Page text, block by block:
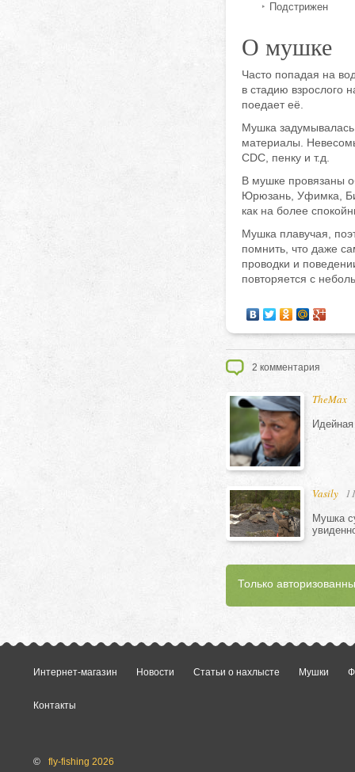
Подстрижен
О мушке
Часто попадая на
в стадию взрослого
поедает её.
Мушка
материалы.
CDC, пенку и т.д.
В мушке провязаны
Юрюзань, Уфимка,
как на более
Мушка плавучая,
помнить, что даже
проводки и
повторяется с
2 комментария
TheMax
Vasily
Мушка
Только
Интернет-магазин Новости Статьи о нахлысте Мушки
Контакты
© fly-fishing 2026